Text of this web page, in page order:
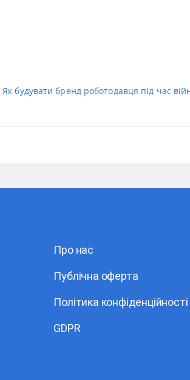
Як будувати бренд роботодавця під час
Про нас
Публічна оферта
Політика конфіденційності
GDPR